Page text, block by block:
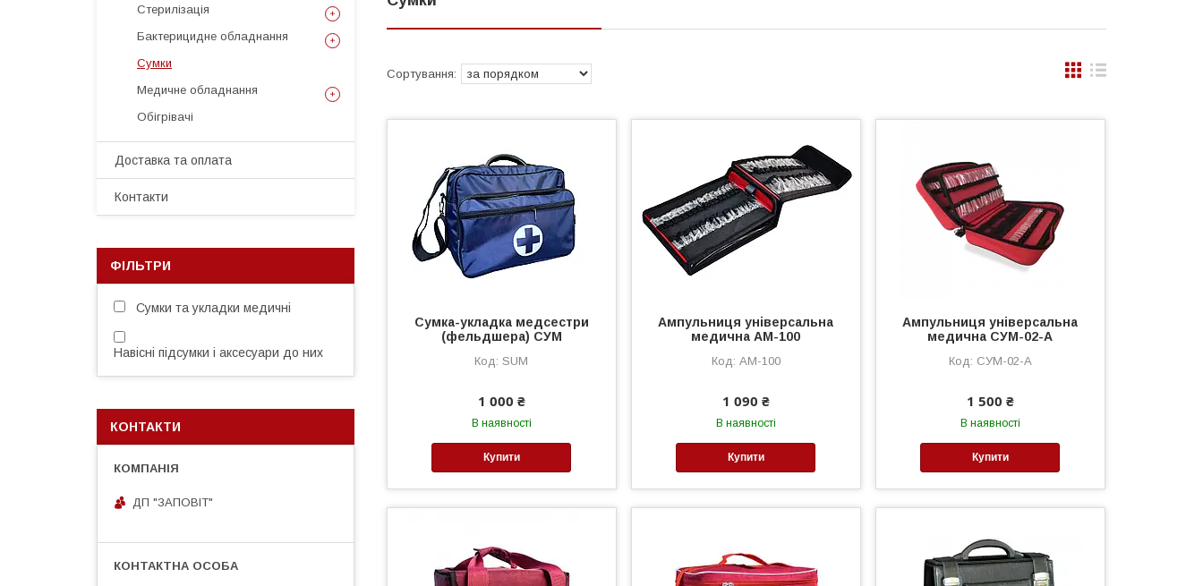
Сумка-укладка медсестри
(фельдшера) СУМ
SUM
1 000 ₴
В наявності
Купити
Ампульниця універсальна
медична АМ-100
АМ-100
1 090 ₴
В наявності
Купити
Ампульниця універсальна
медична СУМ-02-А
СУМ-02-А
1 500 ₴
В наявності
Купити
Стерилізація
Бактерицидне обладнання
Сумки
Медичне обладнання
Обігрівачі
Доставка та оплата
Контакти
ФІЛЬТРИ
Сумки та укладки медичні
Навісні підсумки і аксесуари до них
КОНТАКТИ
ДП "ЗАПОВІТ"